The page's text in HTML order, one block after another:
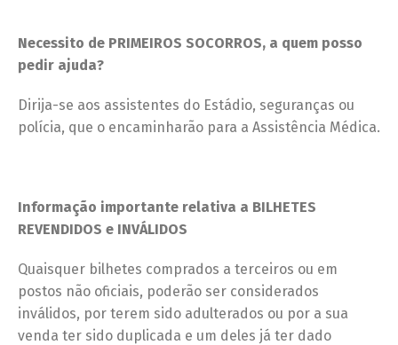
Necessito de PRIMEIROS SOCORROS, a quem posso
pedir ajuda?
Dirija-se aos assistentes do Estádio, seguranças ou
polícia, que o encaminharão para a Assistência Médica.
Informação importante relativa a BILHETES
REVENDIDOS e INVÁLIDOS
Quaisquer bilhetes comprados a terceiros ou em
postos não oficiais, poderão ser considerados
inválidos, por terem sido adulterados ou por a sua
venda ter sido duplicada e um deles já ter dado